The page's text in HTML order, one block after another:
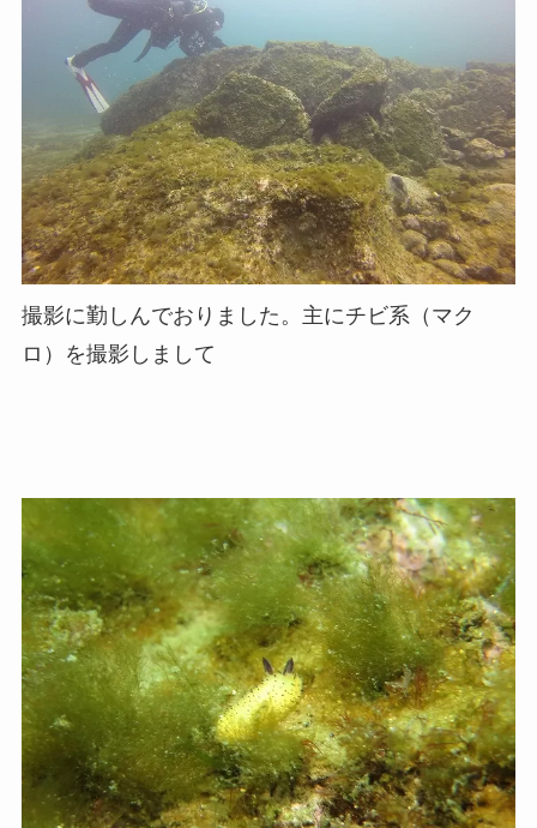
撮影に勤しんでおりました。主にチビ系（マク
ロ）を撮影しまして